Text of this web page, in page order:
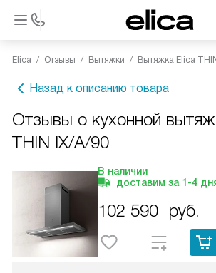
Elica Отзывы Вытяжки Вытяжка Elica
Назад к описанию товара
Отзывы о кухонной
THIN IX/A/90
В наличии
доставим за 1-4
102 590 руб.